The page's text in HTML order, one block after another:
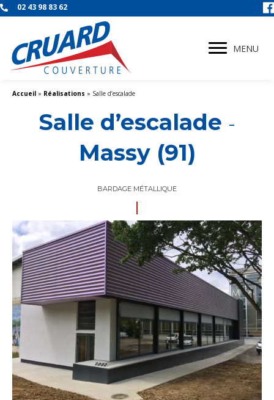
02 43 98 83 62
MENU
Accueil » Réalisations » Salle d’escalade
Salle d’escalade -
Massy (91)
BARDAGE MÉTALLIQUE